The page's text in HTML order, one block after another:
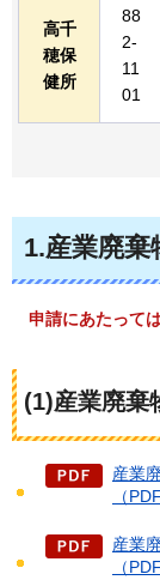
高千
穂保
健所
88
2-
11
01
1.産業廃棄
申請にあたって
(1)産業廃棄
産業
（
産業
（